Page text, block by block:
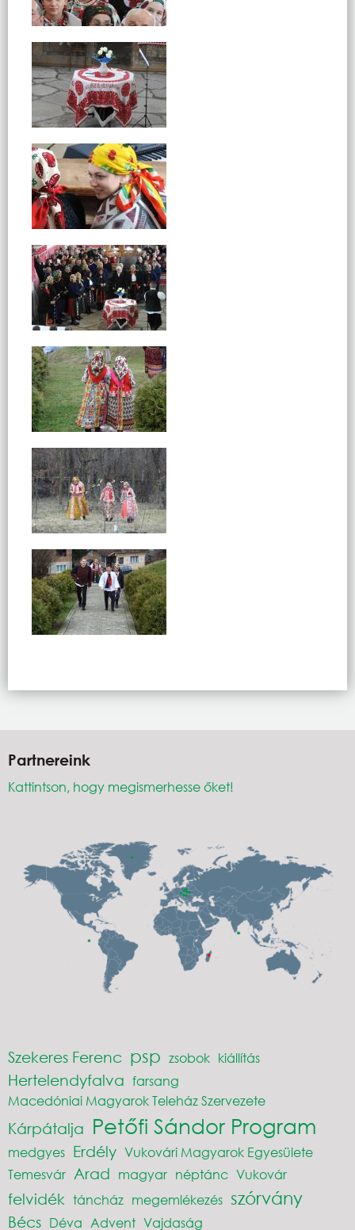
Partnereink
Kattintson, hogy megismerhesse őket!
Szekeres Ferenc psp zsobok kiállítás
Hertelendyfalva farsang
Macedóniai Magyarok Teleház Szervezete
Kárpátalja Petőfi Sándor Program
medgyes Erdély Vukovári Magyarok Egyesülete
Temesvár Arad magyar néptánc Vukovár
felvidék táncház megemlékezés szórvány
Bécs Déva Advent Vajdaság